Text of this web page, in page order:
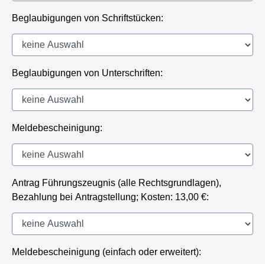
Beglaubigungen von Schriftstücken:
Beglaubigungen von Unterschriften:
Meldebescheinigung:
Antrag Führungszeugnis (alle Rechtsgrundlagen),
Bezahlung bei Antragstellung; Kosten: 13,00 €:
Meldebescheinigung (einfach oder erweitert):